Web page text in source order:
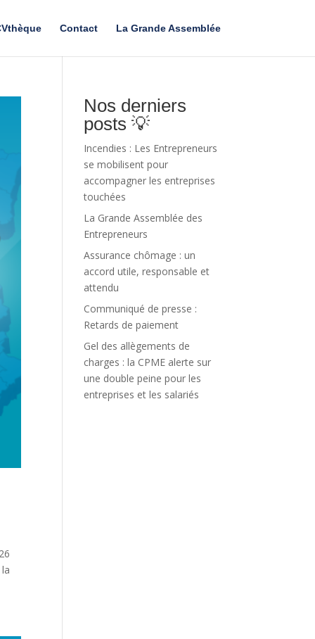
Contact La Grande Assemblée
Nos derniers
posts 💡
Incendies : Les Entrepreneurs
se mobilisent pour
accompagner les entreprises
touchées
La Grande Assemblée des
Entrepreneurs
Assurance chômage : un
accord utile, responsable et
attendu
Communiqué de presse :
Retards de paiement
Gel des allègements de
charges : la CPME alerte sur
une double peine pour les
entreprises et les salariés